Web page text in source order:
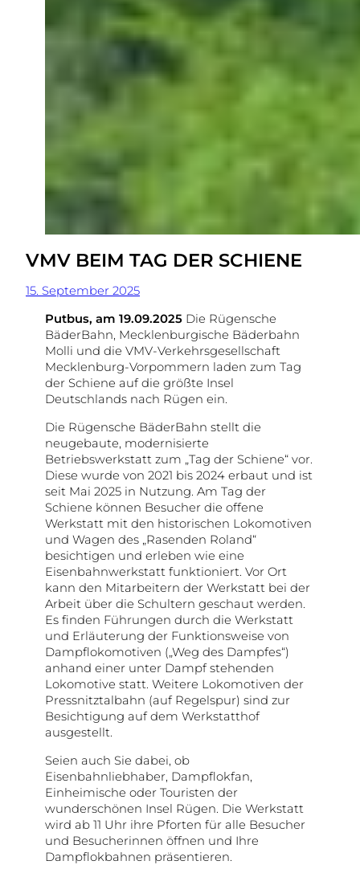
VMV BEIM TAG DER SCHIENE
15. September 2025
Putbus, am 19.09.2025 Die Rügensche
BäderBahn, Mecklenburgische Bäderbahn
Molli und die VMV-Verkehrsgesellschaft
Mecklenburg-Vorpommern laden zum Tag
der Schiene auf die größte Insel
Deutschlands nach Rügen ein.
Die Rügensche BäderBahn stellt die
neugebaute, modernisierte
Betriebswerkstatt zum „Tag der Schiene“ vor.
Diese wurde von 2021 bis 2024 erbaut und ist
seit Mai 2025 in Nutzung. Am Tag der
Schiene können Besucher die offene
Werkstatt mit den historischen Lokomotiven
und Wagen des „Rasenden Roland“
besichtigen und erleben wie eine
Eisenbahnwerkstatt funktioniert. Vor Ort
kann den Mitarbeitern der Werkstatt bei der
Arbeit über die Schultern geschaut werden.
Es finden Führungen durch die Werkstatt
und Erläuterung der Funktionsweise von
Dampflokomotiven („Weg des Dampfes“)
anhand einer unter Dampf stehenden
Lokomotive statt. Weitere Lokomotiven der
Pressnitztalbahn (auf Regelspur) sind zur
Besichtigung auf dem Werkstatthof
ausgestellt.
Seien auch Sie dabei, ob
Eisenbahnliebhaber, Dampflokfan,
Einheimische oder Touristen der
wunderschönen Insel Rügen. Die Werkstatt
wird ab 11 Uhr ihre Pforten für alle Besucher
und Besucherinnen öffnen und Ihre
Dampflokbahnen präsentieren.